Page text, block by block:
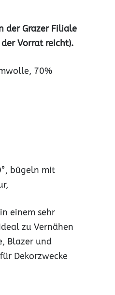
der Grazer Filiale
Vorrat reicht).
70%
bügeln mit
einem sehr
zu Vernähen
Blazer und
Dekorzwecke